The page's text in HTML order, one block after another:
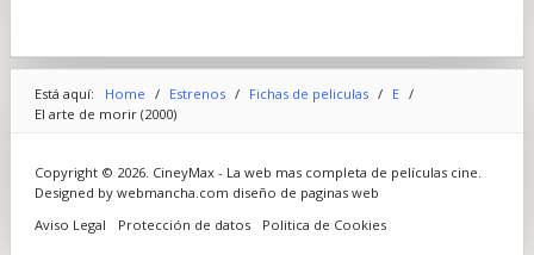
Está aquí: Home / Estrenos / Fichas de peliculas / E /
El arte de morir (2000)
Copyright © 2026. CineyMax - La web mas completa de películas cine.
Designed by webmancha.com diseño de paginas web
Aviso Legal
Protección de datos Politica de Cookies